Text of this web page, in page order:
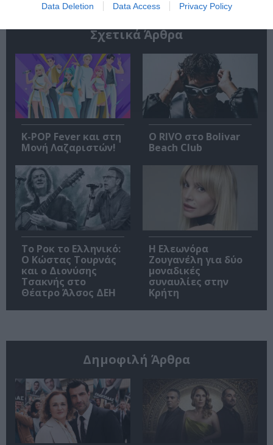
Data Deletion Data Access Privacy Policy
Σχετικά Άρθρα
K-POP Fever και στη
Μονή Λαζαριστών!
Ο RIVO στο Bolivar
Beach Club
Το Ροκ το Ελληνικό:
Ο Κώστας Τουρνάς
και ο Διονύσης
Τσακνής στο
Θέατρο Άλσος ΔΕΗ
Η Ελεωνόρα
Ζουγανέλη για δύο
μοναδικές
συναυλίες στην
Κρήτη
Δημοφιλή Άρθρα